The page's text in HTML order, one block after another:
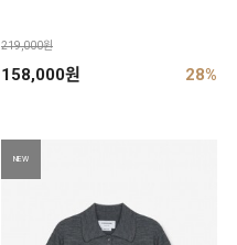
219,000원
158,000원 28%
NEW